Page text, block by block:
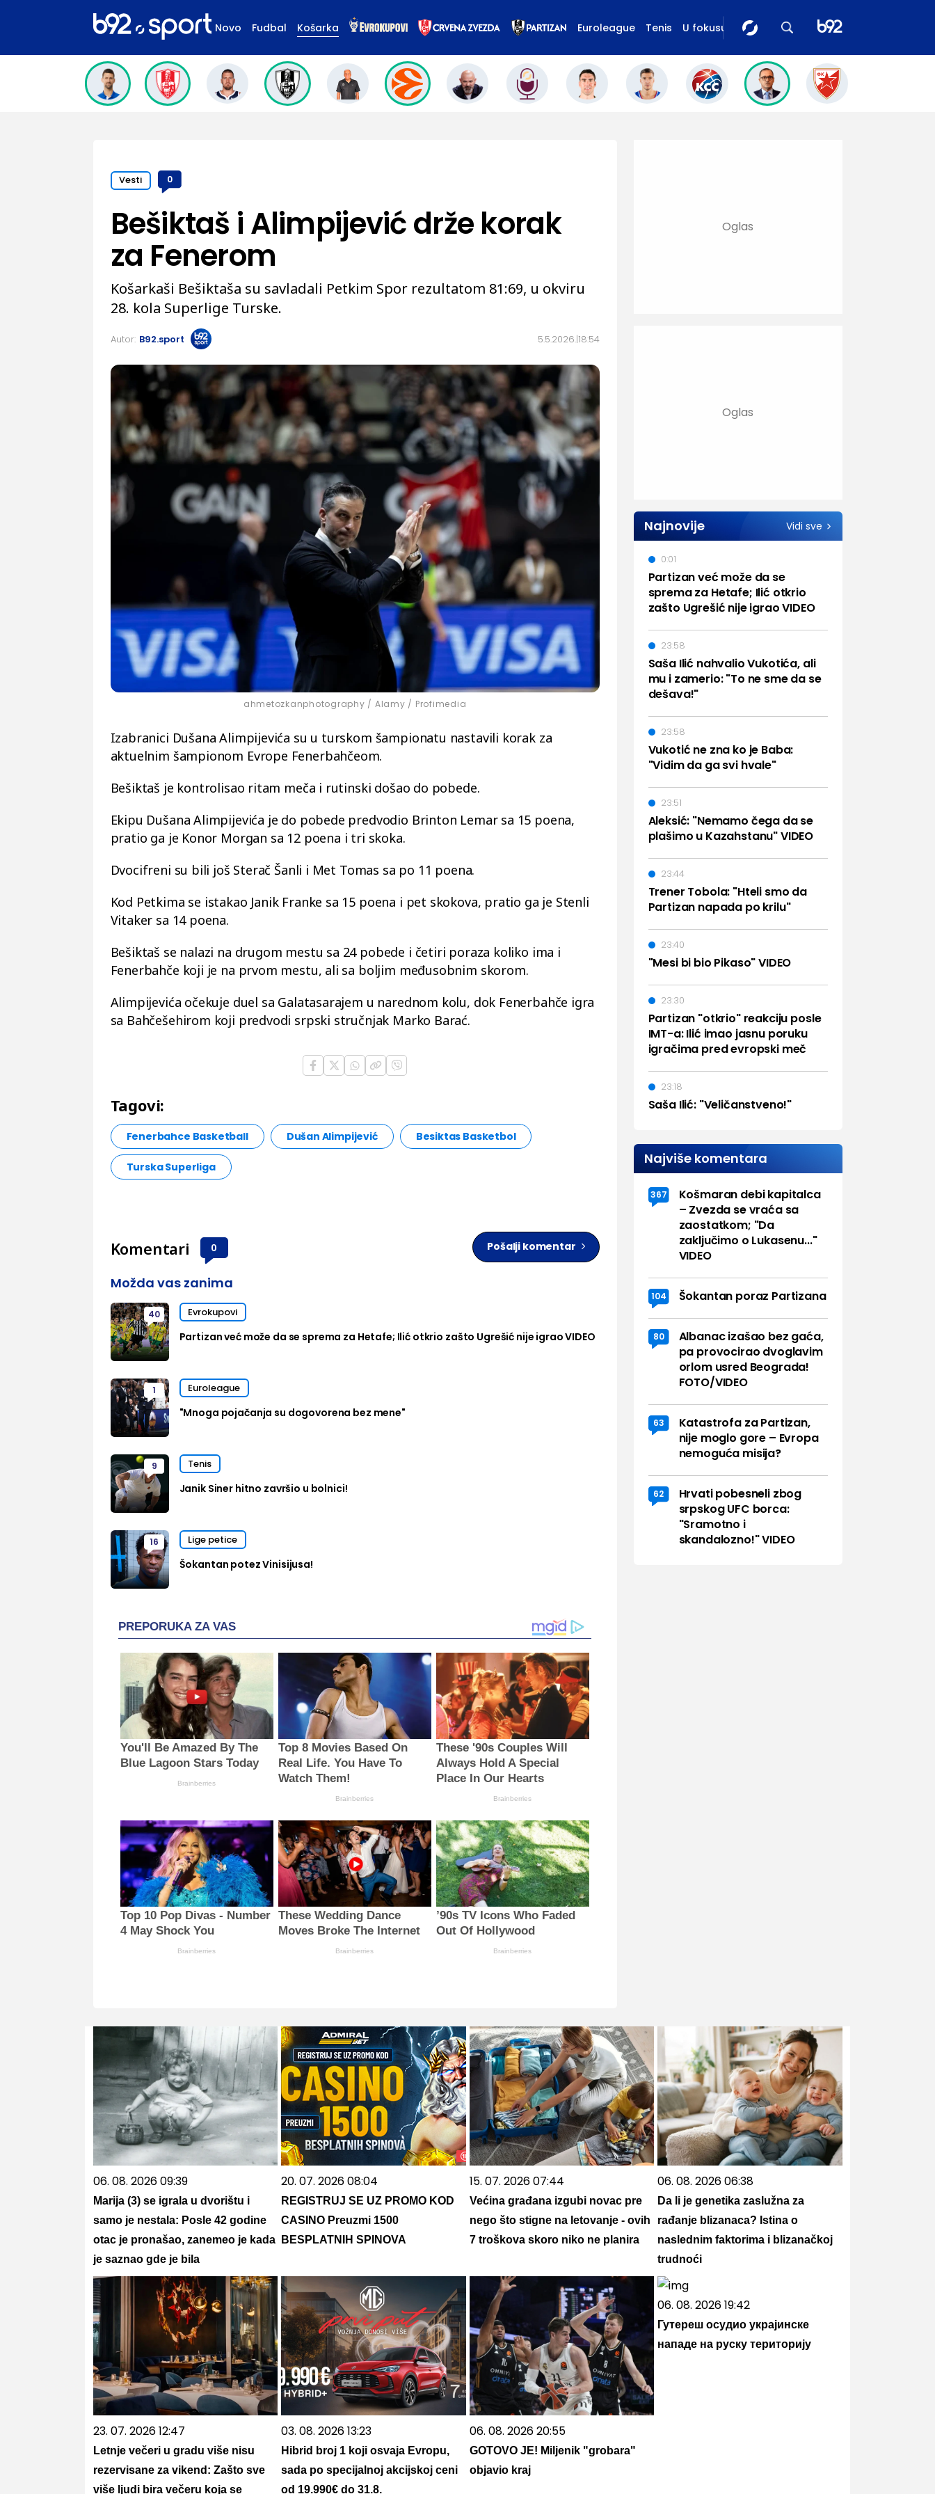
Novo Fudbal Košarka Euroleague Tenis U fokusu
Vesti 0
5.5.2026. 18:54
Bešiktaš i Alimpijević drže korak
za Fenerom
Košarkaši Bešiktaša su savladali Petkim Spor rezultatom 81:69, u okviru
28. kola Superlige Turske.
Autor: B92.sport
ahmetozkanphotography / Alamy / Profimedia
Izabranici Dušana Alimpijevića su u turskom šampionatu nastavili korak za
aktuelnim šampionom Evrope Fenerbahčeom.
Bešiktaš je kontrolisao ritam meča i rutinski došao do pobede.
Ekipu Dušana Alimpijevića je do pobede predvodio Brinton Lemar sa 15 poena,
pratio ga je Konor Morgan sa 12 poena i tri skoka.
Dvocifreni su bili još Sterač Šanli i Met Tomas sa po 11 poena.
Kod Petkima se istakao Janik Franke sa 15 poena i pet skokova, pratio ga je Stenli
Vitaker sa 14 poena.
Bešiktaš se nalazi na drugom mestu sa 24 pobede i četiri poraza koliko ima i
Fenerbahče koji je na prvom mestu, ali sa boljim međusobnim skorom.
Alimpijevića očekuje duel sa Galatasarajem u narednom kolu, dok Fenerbahče igra
sa Bahčešehirom koji predvodi srpski stručnjak Marko Barać.
Tagovi:
Fenerbahce Basketball Dušan Alimpijević Besiktas Basketbol
Turska Superliga
Komentari 0 Pošalji komentar
Možda vas zanima
40 Evrokupovi
Partizan već može da se sprema za Hetafe; Ilić otkrio zašto Ugrešić nije igrao VIDEO
1 Euroleague
"Mnoga pojačanja su dogovorena bez mene"
9 Tenis
Janik Siner hitno završio u bolnici!
16 Lige petice
Šokantan potez Vinisijusa!
PREPORUKA ZA VAS
You'll Be Amazed By The
Blue Lagoon Stars Today
Brainberries
Top 8 Movies Based On
Real Life. You Have To
Watch Them!
Brainberries
These '90s Couples Will
Always Hold A Special
Place In Our Hearts
Brainberries
Top 10 Pop Divas - Number
4 May Shock You
Brainberries
These Wedding Dance
Moves Broke The Internet
Brainberries
’90s TV Icons Who Faded
Out Of Hollywood
Brainberries
Najnovije Vidi sve
Partizan već može da se
sprema za Hetafe; Ilić otkrio
zašto Ugrešić nije igrao VIDEO
0:01
Saša Ilić nahvalio Vukotića, ali
mu i zamerio: "To ne sme da se
dešava!"
23:58
Vukotić ne zna ko je Baba:
"Vidim da ga svi hvale"
23:58
Aleksić: "Nemamo čega da se
plašimo u Kazahstanu" VIDEO
23:51
Trener Tobola: "Hteli smo da
Partizan napada po krilu"
23:44
"Mesi bi bio Pikaso" VIDEO
23:40
Partizan "otkrio" reakciju posle
IMT-a: Ilić imao jasnu poruku
igračima pred evropski meč
23:30
Saša Ilić: "Veličanstveno!"
23:18
Najviše komentara
367
Košmaran debi kapitalca
– Zvezda se vraća sa
zaostatkom; "Da
zaključimo o Lukasenu..."
VIDEO
104 Šokantan poraz Partizana
80
Albanac izašao bez gaća,
pa provocirao dvoglavim
orlom usred Beograda!
FOTO/VIDEO
63
Katastrofa za Partizan,
nije moglo gore – Evropa
nemoguća misija?
62
Hrvati pobesneli zbog
srpskog UFC borca:
"Sramotno i
skandalozno!" VIDEO
06. 08. 2026 09:39
Marija (3) se igrala u dvorištu i
samo je nestala: Posle 42 godine
otac je pronašao, zanemeo je kada
je saznao gde je bila
20. 07. 2026 08:04
REGISTRUJ SE UZ PROMO KOD
CASINO Preuzmi 1500
BESPLATNIH SPINOVA
15. 07. 2026 07:44
Većina građana izgubi novac pre
nego što stigne na letovanje - ovih
7 troškova skoro niko ne planira
06. 08. 2026 06:38
Da li je genetika zaslužna za
rađanje blizanaca? Istina o
naslednim faktorima i blizanačkoj
trudnoći
23. 07. 2026 12:47
Letnje večeri u gradu više nisu
rezervisane za vikend: Zašto sve
više ljudi bira večeru koja se
03. 08. 2026 13:23
Hibrid broj 1 koji osvaja Evropu,
sada po specijalnoj akcijskoj ceni
od 19.990€ do 31.8.
06. 08. 2026 20:55
GOTOVO JE! Miljenik "grobara"
objavio kraj
06. 08. 2026 19:42
Гутереш осудио украјинске
нападе на руску територију